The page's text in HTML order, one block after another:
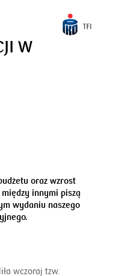
W
oraz wzrost
ędzy innymi piszą
wydaniu naszego
wczoraj tzw.